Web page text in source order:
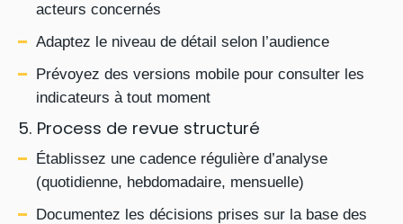
acteurs concernés
Adaptez le niveau de détail selon l’audience
Prévoyez des versions mobile pour consulter les
indicateurs à tout moment
5. Process de revue structuré
Établissez une cadence régulière d’analyse
(quotidienne, hebdomadaire, mensuelle)
Documentez les décisions prises sur la base des